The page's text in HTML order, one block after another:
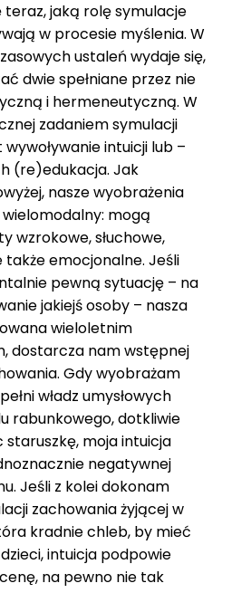
teraz, jaką rolę symulacje
w procesie myślenia. W
ustaleń wydaje się,
dwie spełniane przez nie
i hermeneutyczną. W
zadaniem symulacji
intuicji lub –
(re)edukacja. Jak
nasze wyobrażenia
mogą
wzrokowe, słuchowe,
emocjonalne. Jeśli
pewną sytuację – na
jakiejś osoby – nasza
wieloletnim
dostarcza nam wstępnej
Gdy wyobrażam
władz umysłowych
rabunkowego, dotkliwie
moja intuicja
negatywnej
Jeśli z kolei dokonam
zachowania żyjącej w
kradnie chleb, by mieć
intuicja podpowie
na pewno nie tak